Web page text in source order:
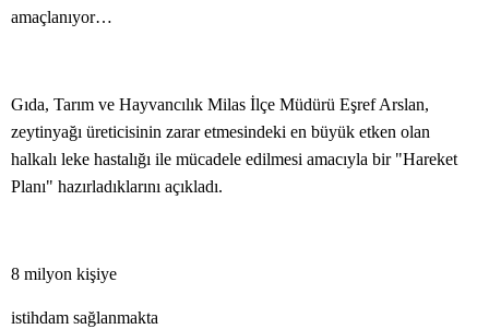
amaçlanıyor…
Gıda, Tarım ve Hayvancılık Milas İlçe Müdürü Eşref Arslan,
zeytinyağı üreticisinin zarar etmesindeki en büyük etken olan
halkalı leke hastalığı ile mücadele edilmesi amacıyla bir "Hareket
Planı" hazırladıklarını açıkladı.
8 milyon kişiye
istihdam sağlanmakta